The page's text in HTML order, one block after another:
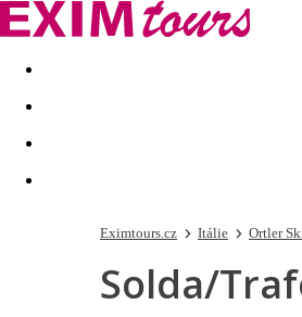
Akční nabídky Last minute
Eximtours.cz Itálie Ortler
Solda/